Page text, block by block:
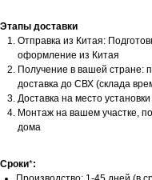
Этапы доставки
Отправка из Китая:
оформление из Китая
Получение в вашей стране:
доставка до СВХ (склада
Доставка на место установки
Монтаж на вашем участке,
дома
Сроки*: